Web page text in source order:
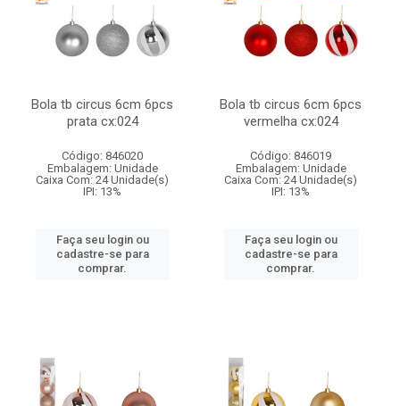
Bola tb circus 6cm 6pcs
prata cx:024
Código: 846020
Embalagem: Unidade
Caixa Com: 24 Unidade(s)
IPI: 13%
Faça seu login ou
cadastre-se para
comprar.
Bola tb circus 6cm 6pcs
vermelha cx:024
Código: 846019
Embalagem: Unidade
Caixa Com: 24 Unidade(s)
IPI: 13%
Faça seu login ou
cadastre-se para
comprar.